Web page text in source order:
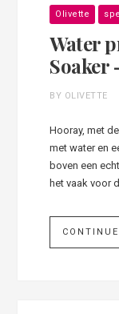
Olivette
Water
Soaker
BY OLIVETTE
Hooray, met
met water en
boven een
het vaak voor